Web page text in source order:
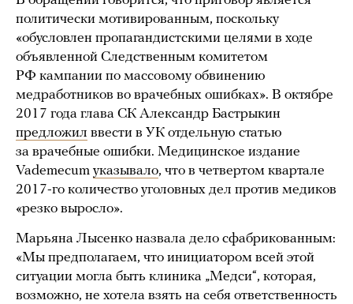
политически мотивированным, поскольку
«обусловлен пропагандистскими целями в ходе
объявленной Следственным комитетом
РФ кампании по массовому обвинению
медработников во врачебных ошибках». В октябре
2017 года глава СК Александр Бастрыкин
предложил ввести в УК отдельную статью
за врачебные ошибки. Медицинское издание
Vademecum указывало, что в четвертом квартале
2017-го количество уголовных дел против медиков
«резко выросло».
Марьяна Лысенко назвала дело сфабрикованным:
«Мы предполагаем, что инициатором всей этой
ситуации могла быть клиника „Медси“, которая,
возможно, не хотела взять на себя ответственность